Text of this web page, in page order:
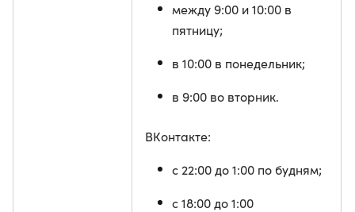
между 9:00 и 10:00 в
пятницу;
в 10:00 в понедельник;
в 9:00 во вторник.
ВКонтакте:
с 22:00 до 1:00 по будням;
с 18:00 до 1:00